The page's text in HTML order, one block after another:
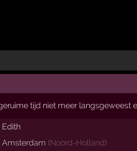
tijd niet meer langsgeweest
Edith
Amsterdam (Noord-Holland)